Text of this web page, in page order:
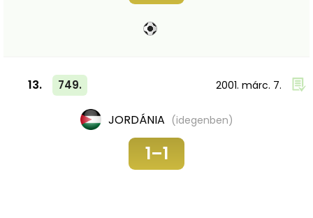
13. 749. 2001. márc. 7.
JORDÁNIA (idegenben)
1–1